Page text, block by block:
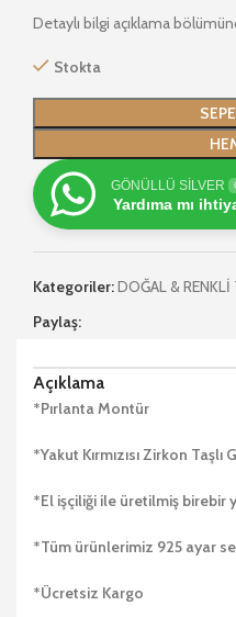
Detaylı bilgi açıklama
Stokta
GÖNÜLLÜ SİLVER
Yardıma mı
Kategoriler:DOĞAL &
Paylaş:
Açıklama
*Pırlanta Montür
*Yakut Kırmızısı Zirkon Taşlı
*El işçiliği ile üretilmiş birebir
*Tüm ürünlerimiz 925 ayar
*Ücretsiz Kargo